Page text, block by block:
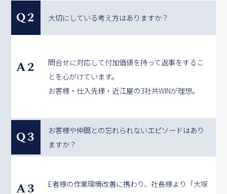
Q2 大切にしている考え方はありますか？
A2
問合せに対応して付加価値を持って返事をするこ
とを心がけています。
お客様・仕入先様・近江屋の3社共WINが理想。
Q3
お客様や仲間との忘れられないエピソードはあり
ますか？
A3
E者様の作業環境改善に携わり、社長様より「大塚